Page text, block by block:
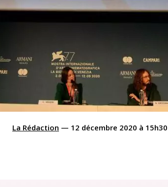
La Rédaction — 12 décembre 2020 à 15h30